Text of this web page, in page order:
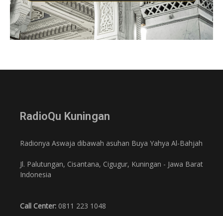
RadioQu Kuningan
Radionya Aswaja dibawah asuhan Buya Yahya Al-Bahjah
Jl. Palutungan, Cisantana, Cigugur, Kuningan - Jawa Barat
Indonesia
Call Center: 0811 223 1048